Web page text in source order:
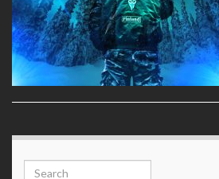
Search for: